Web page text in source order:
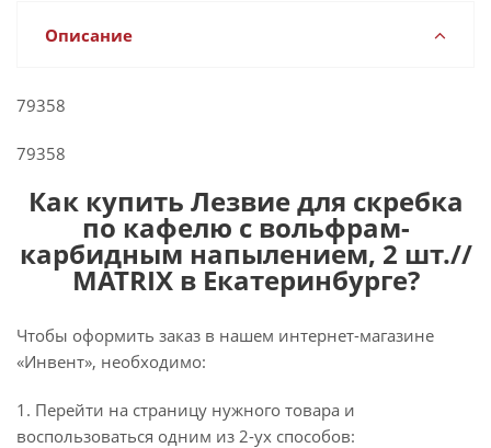
Описание
79358
79358
Как купить Лезвие для скребка
по кафелю с вольфрам-
карбидным напылением, 2 шт.//
MATRIX в Екатеринбурге?
Чтобы оформить заказ в нашем интернет-магазине
«Инвент», необходимо:
1. Перейти на страницу нужного товара и
воспользоваться одним из 2-ух способов: